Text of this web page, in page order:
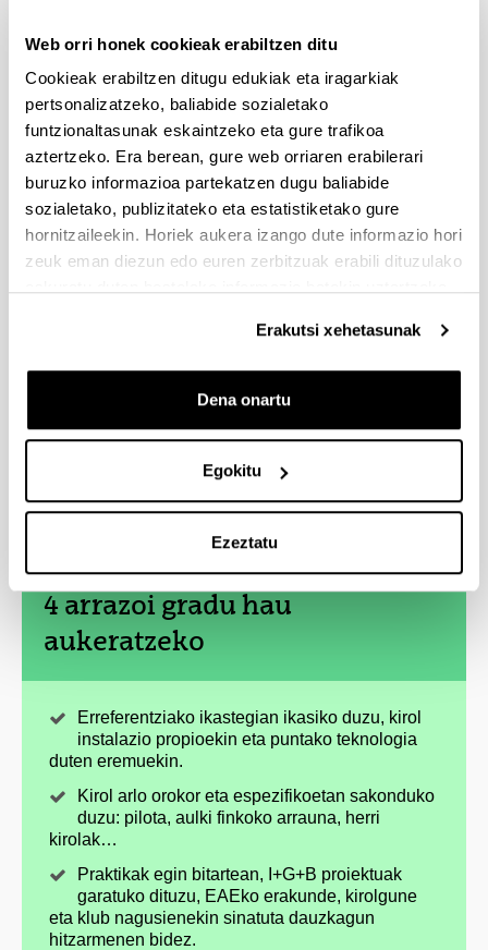
Web orri honek cookieak erabiltzen ditu
Cookieak erabiltzen ditugu edukiak eta iragarkiak
pertsonalizatzeko, baliabide sozialetako
funtzionaltasunak eskaintzeko eta gure trafikoa
aztertzeko. Era berean, gure web orriaren erabilerari
buruzko informazioa partekatzen dugu baliabide
sozialetako, publizitateko eta estatistiketako gure
hornitzaileekin. Horiek aukera izango dute informazio hori
zeuk eman diezun edo euren zerbitzuak erabili dituzulako
Erakutsi xehetasunak
Dena onartu
Egokitu
Ezeztatu
4 arrazoi gradu hau
aukeratzeko
Erreferentziako ikastegian ikasiko duzu, kirol
instalazio propioekin eta puntako teknologia
duten eremuekin.
Kirol arlo orokor eta espezifikoetan sakonduko
duzu: pilota, aulki finkoko arrauna, herri
kirolak…
Praktikak egin bitartean, I+G+B proiektuak
garatuko dituzu, EAEko erakunde, kirolgune
eta klub nagusienekin sinatuta dauzkagun
hitzarmenen bidez.